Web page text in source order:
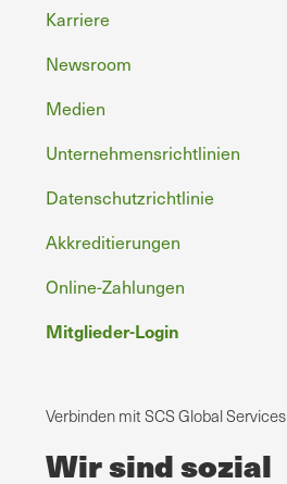
Fußzeile
Karriere
Newsroom
Medien
Unternehmensrichtlinien
Datenschutzrichtlinie
Akkreditierungen
Online-Zahlungen
Mitglieder-Login
Verbinden mit SCS Global Services
Wir sind sozial